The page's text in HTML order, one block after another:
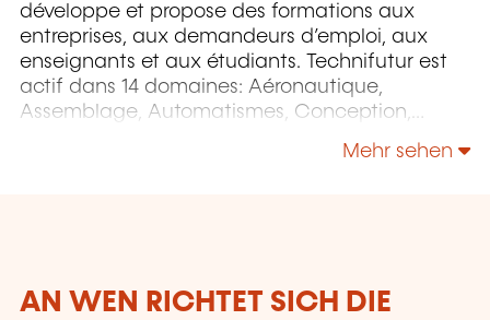
développe et propose des formations aux
entreprises, aux demandeurs d’emploi, aux
enseignants et aux étudiants. Technifutur est
actif dans 14 domaines: Aéronautique,
Assemblage, Automatismes, Conception,
Énergie et Environnement, Image et Multimédia,
Informatique, Maintenance, Mesures et
Mehr sehen
AN WEN RICHTET SICH DIE